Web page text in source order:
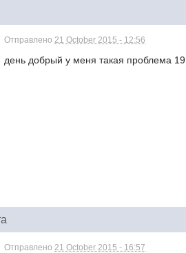
Отправлено21 October 2015 - 12:56
день добрый у меня такая проблема
Отправлено21 October 2015 - 16:57